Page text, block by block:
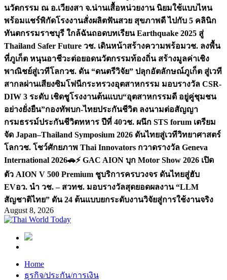
นวัตกรรม ณ อ.เวียงสา จ.น่านเสื้อหน่วยงาน นิยมใช้แบบไหน
พร้อมแชร์พิกัดโรงงานสั่งผลิตฟันสวย สุขภาพดี ไปกับ 5 คลินิก
ทันตกรรมราชบุรี ใกล้ฉันถอดบทเรียน Earthquake 2025 สู่
Thailand Safer Future วช. เดินหน้าสร้างความพร้อมวช. ลงพื้น
ที่ภูเก็ต หนุนอาชีวะต่อยอดนวัตกรรมท้องถิ่น สร้างมูลค่าเชิง
พาณิชย์สู่เวทีโลกวช. ดัน “ดนตรีวิจัย” ปลุกอัตลักษณ์ภูเก็ต สู่เวที
สากลผ่านเสียงซิมโฟนีกระทรวงอุตสาหกรรม มอบรางวัล CSR-
DIW 3 ระดับ เชิดชูโรงงานต้นแบบ“อุตสาหกรรมดี อยู่คู่ชุมชน
อย่างยั่งยืน”กองทัพบก-ไทยประกันชีวิต ลงนามต่อสัญญา
กรมธรรม์ประกันชีวิตทหาร ปีที่ 40วช. ผนึก STS forum เตรียม
จัด Japan–Thailand Symposium 2026 ดันไทยสู่เวทีวิทยาศาสตร์
โลกวช. โชว์ศักยภาพ Thai Innovators กวาดรางวัล Geneva
International 2026🚗⚡️ GAC AION บุก Motor Show 2026 เปิด
ตัว AION V 500 Premium ชูบริการครบวงจร ดันไทยสู่ฮับ
EVอว. นำ วช. – สวทช. มอบรางวัลสุดยอดผลงาน “LLM
สัญชาติไทย” ดัน 24 ต้นแบบยกระดับงานวิจัยสู่การใช้งานจริง
August 8, 2026
Home
ธุรกิจ/ประกัน/การเงิน